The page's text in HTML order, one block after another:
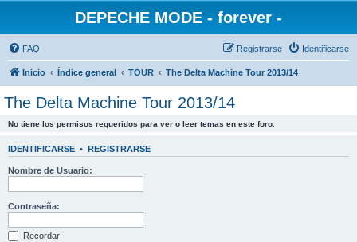
DEPECHE MODE - forever -
FAQ Identificarse
Registrarse
Inicio Índice general TOUR The Delta Machine Tour 2013/14
The Delta Machine Tour 2013/14
No tiene los permisos requeridos para ver o leer temas en este foro.
IDENTIFICARSE • REGISTRARSE
Nombre de Usuario:
Contraseña:
Recordar